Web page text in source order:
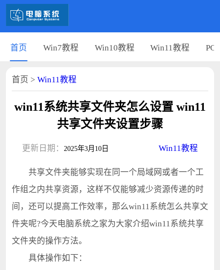
首页 Win7教程 Win10教程 Win11教程 PC
首页 > Win11教程
win11系统共享文件夹怎么设置 win11
共享文件夹设置步骤
更新日期： 2025年3月10日 Win11教程
共享文件夹能够实现在同一个局域网或者一个工
作组之内共享资源，这样不仅能够减少资源传递的时
间，还可以提高工作效率，那么win11系统怎么共享文
件夹呢?今天电脑系统之家为大家介绍win11系统共享
文件夹的操作方法。
具体操作如下：